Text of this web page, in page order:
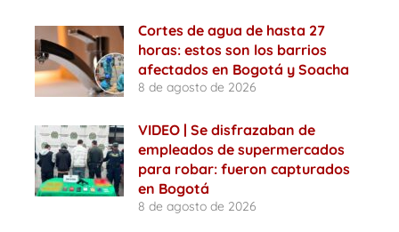
Cortes de agua de hasta 27
horas: estos son los barrios
afectados en Bogotá y Soacha
8 de agosto de 2026
VIDEO | Se disfrazaban de
empleados de supermercados
para robar: fueron capturados
en Bogotá
8 de agosto de 2026